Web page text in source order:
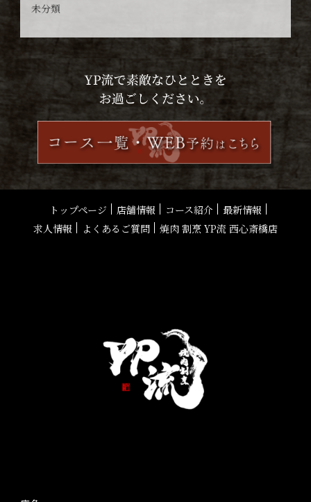
未分類
トップページ 店舗情報 コース紹介
最新情報
求人情報
よくあるご質問 焼肉 割烹 YP流 西心斎橋店